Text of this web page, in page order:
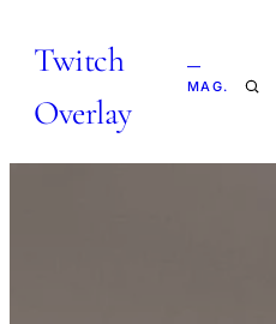
Twitch
Overlay
—
MAG.